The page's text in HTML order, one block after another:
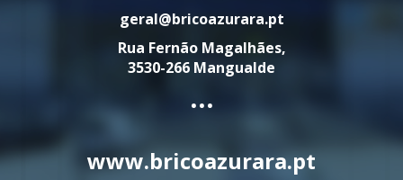
geral@bricoazurara.pt
Rua Fernão Magalhães,
3530-266 Mangualde
...
www.bricoazurara.pt